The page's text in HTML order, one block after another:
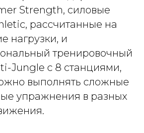
Strength, силовые
рассчитанные на
нагрузки, и
тренировочный
Jungle с 8 станциями,
выполнять сложные
упражнения в разных